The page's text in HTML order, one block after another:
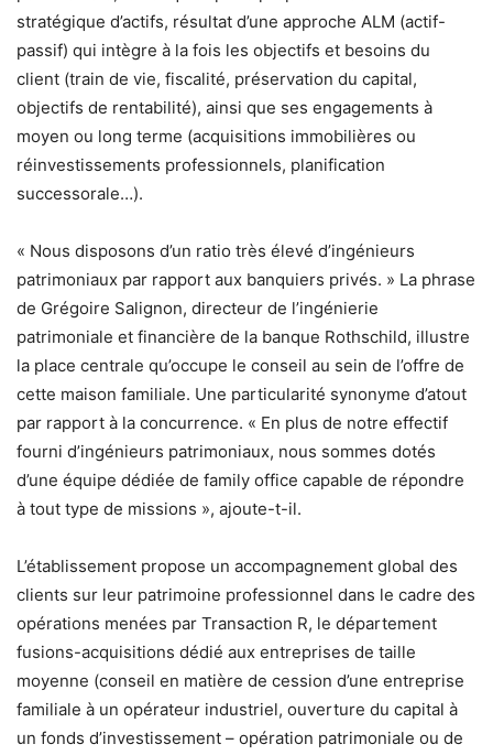
stratégique d’actifs, résultat d’une approche ALM (actif-
passif) qui intègre à la fois les objectifs et besoins du
client (train de vie, fiscalité, préservation du capital,
objectifs de rentabilité), ainsi que ses engagements à
moyen ou long terme (acquisitions immobilières ou
réinvestissements professionnels, planification
successorale…).
« Nous disposons d’un ratio très élevé d’ingénieurs
patrimoniaux par rapport aux banquiers privés. » La phrase
de Grégoire Salignon, directeur de l’ingénierie
patrimoniale et financière de la banque Rothschild, illustre
la place centrale qu’occupe le conseil au sein de l’offre de
cette maison familiale. Une particularité synonyme d’atout
par rapport à la concurrence. « En plus de notre effectif
fourni d’ingénieurs patrimoniaux, nous sommes dotés
d’une équipe dédiée de family office capable de répondre
à tout type de missions », ajoute-t-il.
L’établissement propose un accompagnement global des
clients sur leur patrimoine professionnel dans le cadre des
opérations menées par Transaction R, le département
fusions-acquisitions dédié aux entreprises de taille
moyenne (conseil en matière de cession d’une entreprise
familiale à un opérateur industriel, ouverture du capital à
un fonds d’investissement – opération patrimoniale ou de